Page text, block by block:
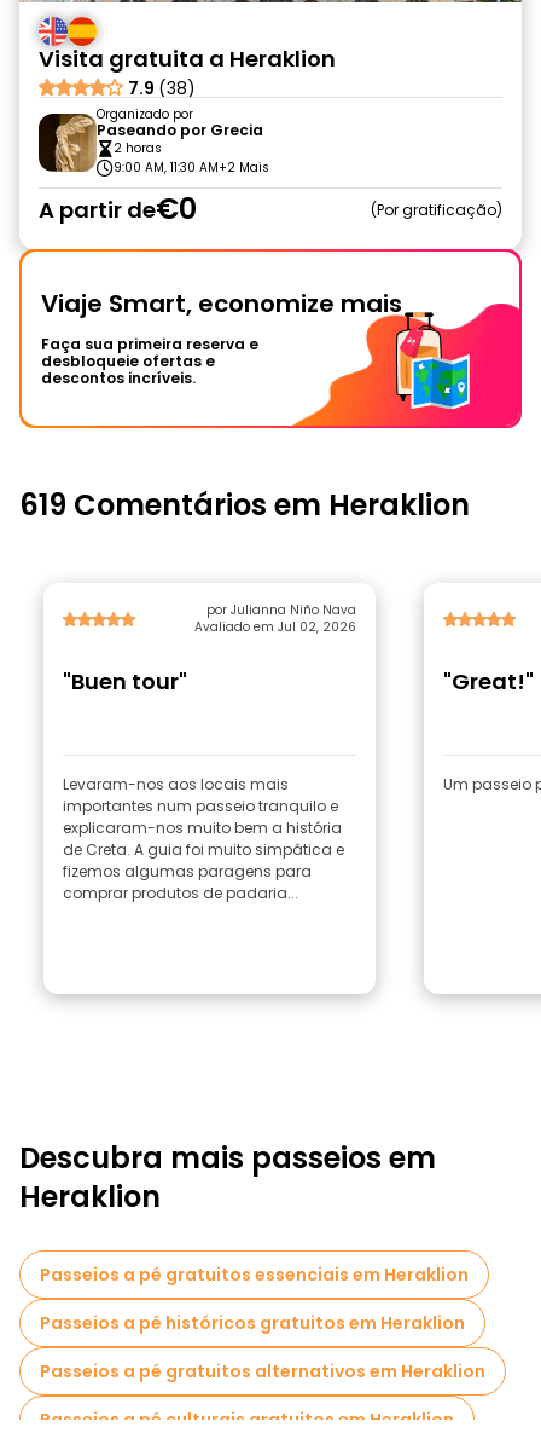
Visita gratuita a Heraklion
7.9 (38)
Organizado por
Paseando por Grecia
2 horas
9:00 AM, 11:30 AM+2 Mais
A partir de€0 Por gratificação
Viaje Smart, economize mais
Faça sua primeira reserva e
desbloqueie ofertas e
descontos incríveis.
619 Comentários em Heraklion
por Julianna Niño Nava
Avaliado em Jul 02, 2026
"Buen tour"
Levaram-nos aos locais mais
importantes num passeio tranquilo e
explicaram-nos muito bem a história
de Creta. A guia foi muito simpática e
fizemos algumas paragens para
comprar produtos de padaria...
"Great!"
Um passeio
Descubra mais passeios em
Heraklion
Passeios a pé gratuitos essenciais em Heraklion
Passeios a pé históricos gratuitos em Heraklion
Passeios a pé gratuitos alternativos em Heraklion
Passeios a pé culturais gratuitos em Heraklion